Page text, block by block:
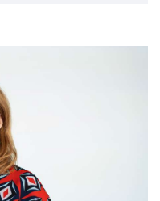
energoresursi